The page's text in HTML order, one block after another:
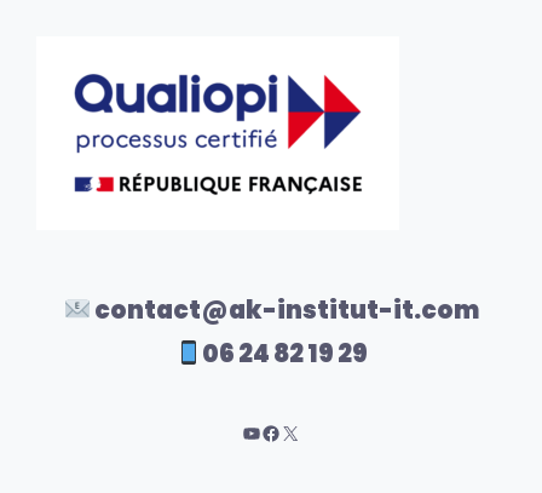
contact@ak-institut-it.com
06 24 82 19 29